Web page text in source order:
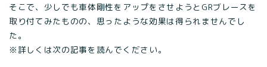
そこで、少しでも車体剛性をアップをさせようとGRブレースを
取り付てみたものの、思ったような効果は得られませんでし
た。
※詳しくは次の記事を読んでください。